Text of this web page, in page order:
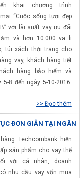
khai chương trình
mại “Cuộc sống tươi đẹp
với lãi suất vay ưu đãi
và hơn 10.000 va li
túi xách thời trang cho
vay, khách hàng tiết
hàng bảo hiểm và
8 đến ngày 5-10-2016.
>> Đọc thêm
ĐƠN GIẢN TẠI NGÂN
hàng Techcombank hiện
sản phẩm cho vay thế
với cá nhân, doanh
nhu cầu vay vốn mua